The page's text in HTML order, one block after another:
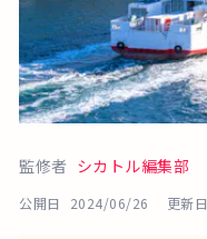
監修者 シカトル編集部
公開日 2024/06/26 更新日